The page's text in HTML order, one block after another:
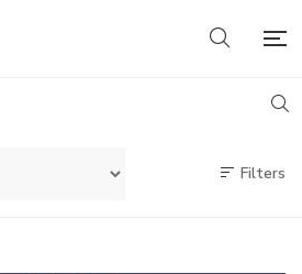
Filters